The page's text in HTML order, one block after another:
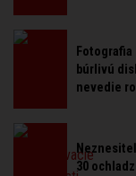
búrlivú
nevedie
30